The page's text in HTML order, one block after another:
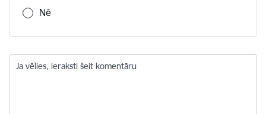
Nē
Ja vēlies, ieraksti šeit komentāru